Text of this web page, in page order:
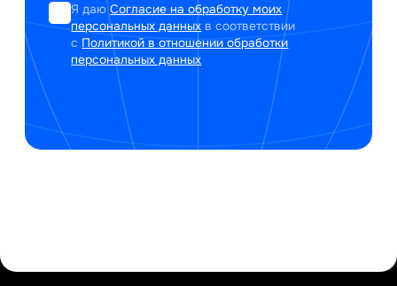
Я даюСогласие на обработку моих
персональных данных в соответствии
с Политикой в отношении обработки
персональных данных